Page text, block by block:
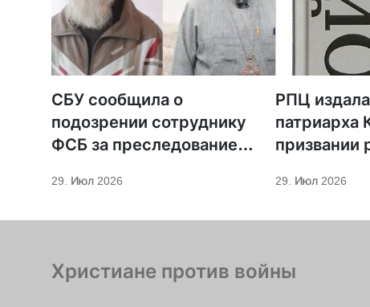
СБУ сообщила о
подозрении сотруднику
ФСБ за преследование
29. Июл 2026
РПЦ
патриарха
призвании
29. Июл 2026
Христиане против войны